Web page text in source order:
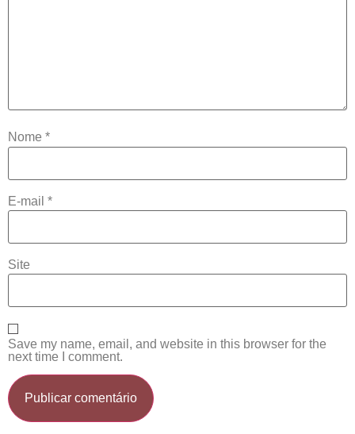
Nome *
E-mail *
Site
Save my name, email, and website in this browser for the
next time I comment.